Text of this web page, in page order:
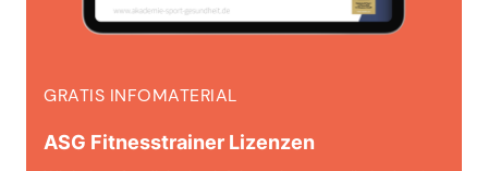
GRATIS INFOMATERIAL
ASG Fitnesstrainer Lizenzen